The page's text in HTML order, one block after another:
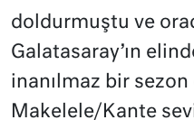
doldurmuştu ve
Galatasaray’ın
inanılmaz bir
Makelele/Kante